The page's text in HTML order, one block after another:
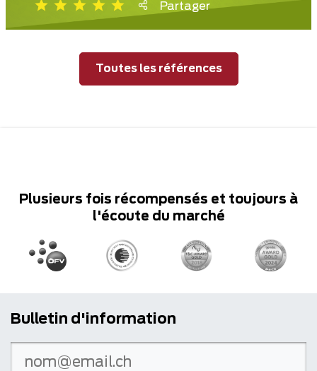
Partager
Toutes les références
Plusieurs fois récompensés et toujours à
l'écoute du marché
Bulletin d'information